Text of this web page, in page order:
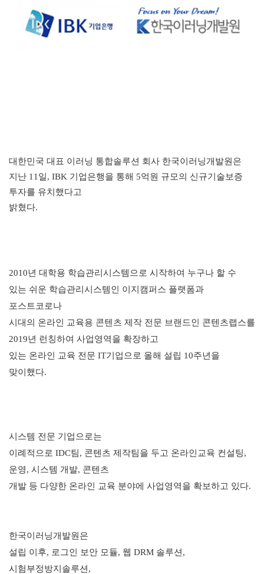
대한민국 대표 이러닝 통합솔루션 회사 한국이러닝개발원은
지난 11 일, IBK 기업은행을 통해 5억원 규모의 신규기술보증
투자를 유치했다고
밝혔다.
2010년 대학용 학습관리시스템으로 시작하여 누구나 할 수
있는 쉬운 학습관리시스템인 이지캠퍼스 플랫폼과
포스트코로나
시대의 온라인 교육용 콘텐츠 제작 전문 브랜드인 콘텐츠랩스를
2019년 런칭하여 사업영역을 확장하고
있는 온라인 교육 전문 IT기업으로 올해 설립 10주년을
맞이했다.
시스템 전문 기업으로는
이례적으로 IDC팀, 콘텐츠 제작팀을 두고 온라인교육 컨설팅,
운영, 시스템 개발, 콘텐츠
개발 등 다양한 온라인 교육 분야에 사업영역을 확보하고 있다.
한국이러닝개발원은
설립 이후, 로그인 보안 모듈, 웹 DRM 솔루션 ,
시험부정방지솔루션 ,